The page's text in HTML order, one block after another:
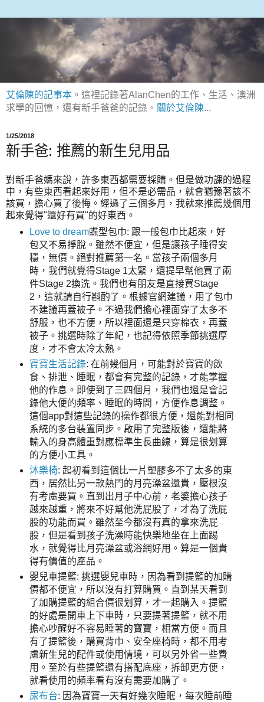
艾倫陳的記事本 。這裡記錄著AlanChen的工作、生活、澳洲
求學的回憶，還有新手爸爸的記錄。 關於艾倫陳...
1/25/2018
新手爸: 推薦的新生兒用品
對新手爸媽來說，許多東西都需要採購。但是做功課的過程
中，有些東西看起來好用，但不是必需品，就會猶豫著該不
該買，擔心買了後悔。經過了三個多月，我就來推薦幾個用
起來覺得"還好有買"的好東西。
Love to dream蝶型包巾: 跟一般包巾比起來，好
包又不易掙脫。雖然不便宜，但是讓孩子睡得安
穩，無價。絕對推薦第一名。當孩子兩個多月
時，我們就覺得Stage 1太緊，還提早幫他買了兩
件Stage 2換洗。我們也有朋友是直接買Stage
2，這就請自行斟酌了。根據官網建議，用了包巾
不建議再蓋被子。不過我們擔心裡面穿了太多不
舒服，也不方便，所以裡面還是只穿棉衣，再蓋
被子。挑選時除了年紀，也記得依照季節挑選厚
度，才不會太冷太熱。
寶寶生活記錄: 在前幾個月，可能對於寶寶的飲
食、排泄、睡眠，都會有完整的記錄，才能掌握
他的作息。即使到了三四個月，我們也還是會記
錄他大便的頻率、睡眠的時間，方便作息調整。
這個app對這些記錄的操作都很方便，還能對相同
系統的多台裝置同步。啟用了完整版後，還能將
輸入的身高體重對應標準生長曲線，算是很划算
的方便小工具。
沐樂椅: 起初看到這個比一片塑膠多不了太多的東
西，居然比另一款熱門的月亮澡盆還貴，壓根沒
有考慮要買。直到出月子中心前，老婆擔心孩子
越來越重，將來不好幫他洗屁股了，才為了洗屁
股的功能而買。雖然至今都沒有真的拿來洗屁
股，但是看到孩子洗澡時能快樂地坐在上面踢
水，就覺得比月亮澡盆或浴網好用。算是一個貴
得有價值的產品。
嬰兒車提籃: 挑選嬰兒車時，因為看到提籃的加購
價都不便宜，所以沒有打算購買。直到某天看到
了加購提籃的組合價很划算，才一起購入。提籃
的好處是開車上下車時，只要提著提籃，就不用
擔心吵醒好不容易睡著的寶寶，相當方便。而且
有了提籃後，購買背巾、安全座椅時，都不用考
慮新生兒的配件或使用情境，可以另外省一些費
用。至於有些提籃還有搭配底座，拆卸更方便，
就看使用的頻率看有沒有需要加購了。
尿布台: 因為寶寶一天有好幾次睡眠，每次睡前睡